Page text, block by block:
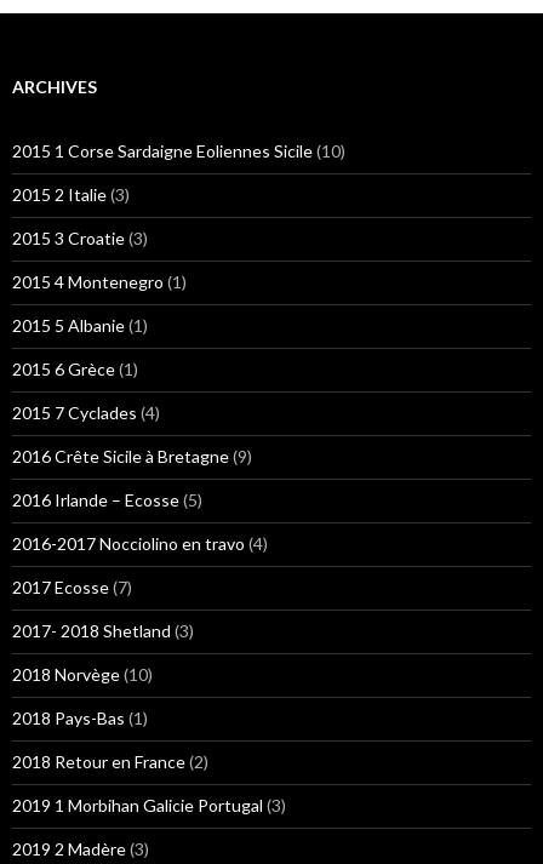
ARCHIVES
2015 1 Corse Sardaigne Eoliennes Sicile(10)
2015 2 Italie(3)
2015 3 Croatie(3)
2015 4 Montenegro (1)
2015 5 Albanie(1)
2015 6 Grèce(1)
2015 7 Cyclades (4)
2016 Crête Sicile à Bretagne(9)
2016 Irlande – Ecosse(5)
2016-2017 Nocciolino en travo (4)
2017 Ecosse(7)
2017- 2018 Shetland (3)
2018 Norvège(10)
2018 Pays-Bas (1)
2018 Retour en France(2)
2019 1 Morbihan Galicie Portugal (3)
2019 2 Madère(3)